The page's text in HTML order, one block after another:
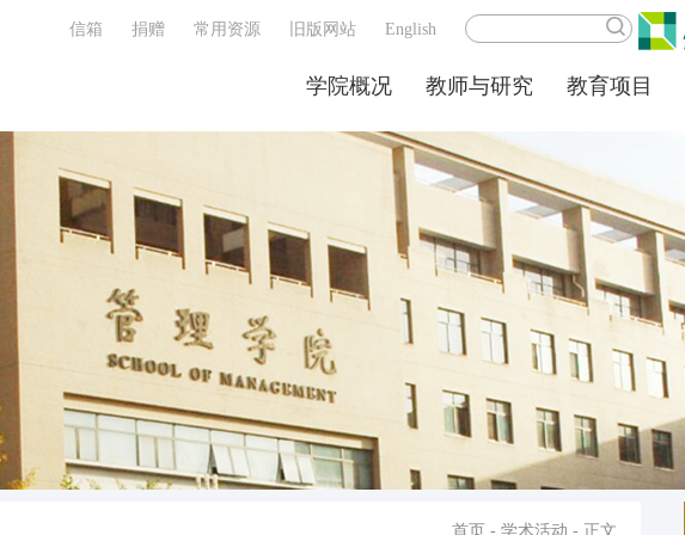
信箱 捐赠 常用资源 旧版网站 English
学院概况 教师与研究 教育项目
首页 - 学术活动 - 正文